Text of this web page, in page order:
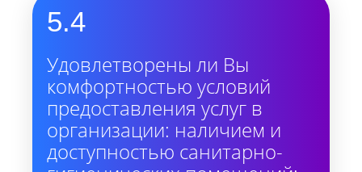
5.4
Удовлетворены ли Вы
комфортностью условий
предоставления услуг в
организации: наличием и
доступностью санитарно-